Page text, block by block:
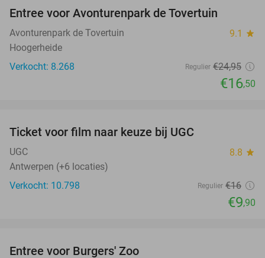
Entree voor Avonturenpark de Tovertuin
Avonturenpark de Tovertuin 9.1 star
Hoogerheide
Verkocht: 8.268
Regulier €24,95
€16,50
Ticket voor film naar keuze bij UGC
UGC 8.8 star
Antwerpen (+6 locaties)
Verkocht: 10.798
Regulier €16
€9,90
Entree voor Burgers' Zoo